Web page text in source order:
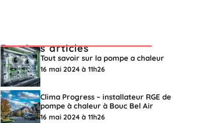
Derniers articles
Tout savoir sur la pompe a chaleur
16 mai 2024 à 11h26
Clima Progress – installateur RGE de
pompe à chaleur à Bouc Bel Air
16 mai 2024 à 11h26